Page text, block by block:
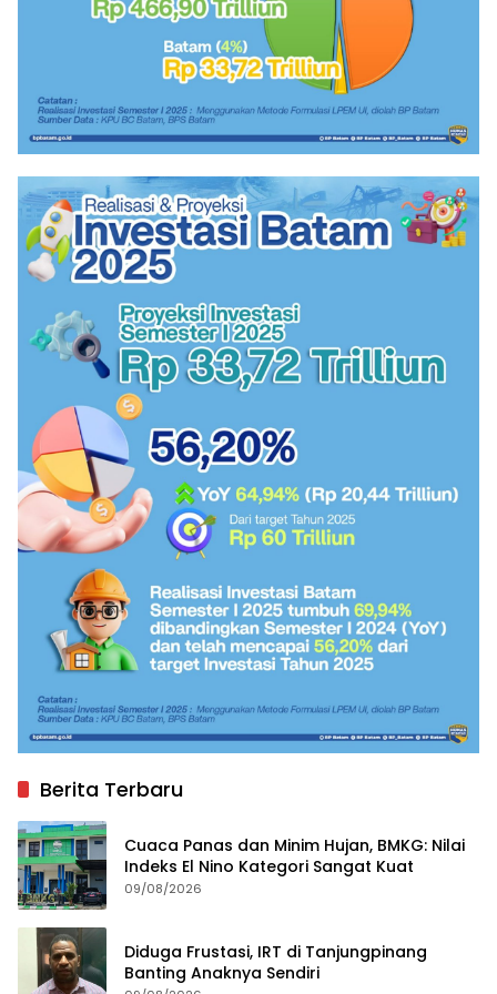
Berita Terbaru
Cuaca Panas dan Minim Hujan, BMKG: Nilai
Indeks El Nino Kategori Sangat Kuat
09/08/2026
Diduga Frustasi, IRT di Tanjungpinang
Banting Anaknya Sendiri